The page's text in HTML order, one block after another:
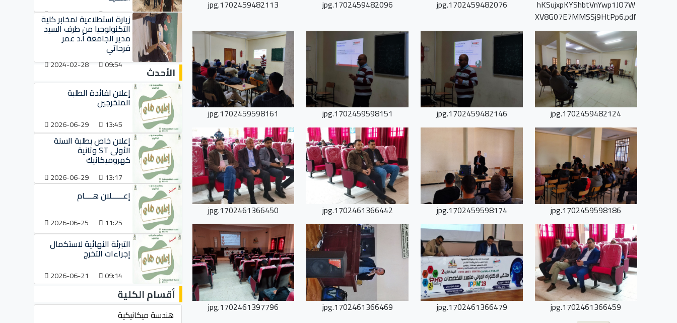
hKSujxpKYShbtVnYwp1JO7W
XV8G07E7MMSSj9HtPp6.pdf
1702459482076.jpg
1702459482096.jpg
1702459482113.jpg
1702459482124.jpg
1702459482146.jpg
1702459598151.jpg
1702459598161.jpg
1702459598186.jpg
1702459598174.jpg
1702461366442.jpg
1702461366450.jpg
1702461366459.jpg
1702461366479.jpg
1702461366469.jpg
1702461397796.jpg
09:13
2024-06-25
زيارة استطلاعية لمخابر كلية
التكنولوجيا من طرف السيد
مدير الجامعة أ.د عمر
فرحاتي
09:54
2024-02-28 الأحدث
إعلان لفائدة الطلبة
المتخرجين
13:45
2026-06-29
إعلان خاص بطلبة السنة
الأولى ST وثانية
كهروميكانيك
13:17
2026-06-29
إعــــــلان هــــام
11:25
2026-06-25
التبرئة النهائية لاستكمال
إجراءات التخرج
09:14
2026-06-21
أقسام الكلية
هندسة ميكانيكية